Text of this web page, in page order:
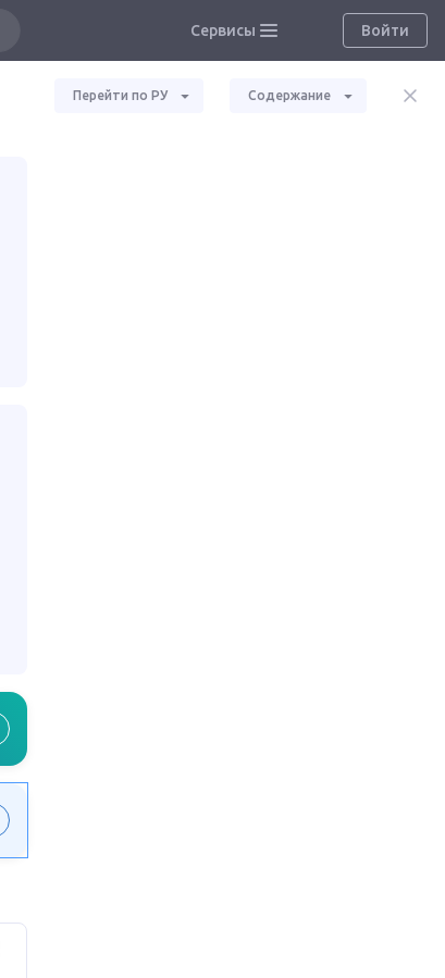
Сервисы Войти
Перейти по РУ Содержание